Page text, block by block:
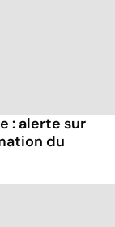
: alerte sur
du